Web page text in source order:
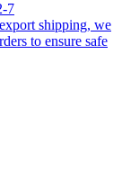
7
shipping, we
to ensure safe